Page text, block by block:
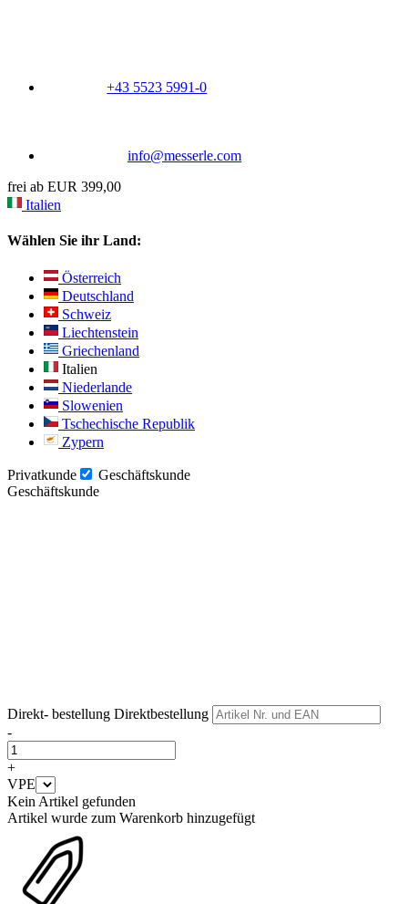
+43 5523 5991-0
info@messerle.com
frei ab EUR 399,00
Italien
Wählen Sie ihr Land:
Österreich
Deutschland
Schweiz
Liechtenstein
Griechenland
Italien
Niederlande
Slowenien
Tschechische Republik
Zypern
Privatkunde
Geschäftskunde
Geschäftskunde
Direkt- bestellung Direktbestellung
-
+
VPE
Kein Artikel gefunden
Artikel wurde zum Warenkorb hinzugefügt